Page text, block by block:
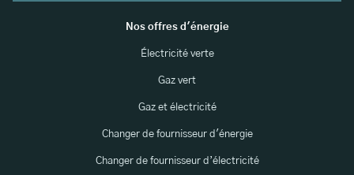
Nos offres d'énergie
Électricité verte
Gaz vert
Gaz et électricité
Changer de fournisseur d'énergie
Changer de fournisseur d’électricité